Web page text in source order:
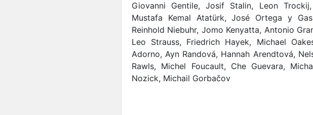
Giovanni Gentile, Josif Stalin, Leon
Mustafa Kemal Atatürk, José Ortega y
Reinhold Niebuhr, Jomo Kenyatta, Antonio
Leo Strauss, Friedrich Hayek, Michael
Adorno, Ayn Randová, Hannah Arendtová,
Rawls, Michel Foucault, Che Guevara,
Nozick, Michail Gorbačov